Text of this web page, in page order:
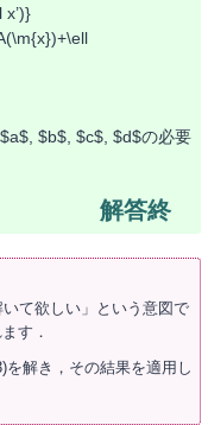
x’)}
$b$, $c$, $d$の必要
て欲しい」という意図で
す．
を解き，その結果を適用し